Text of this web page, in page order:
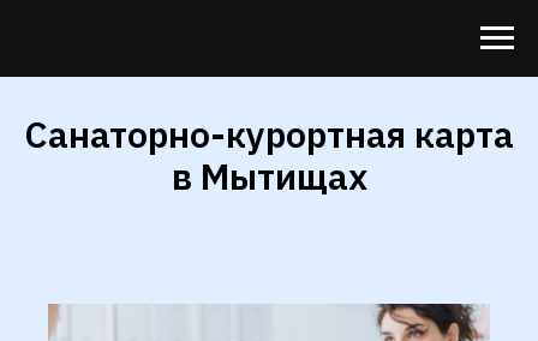
Санаторно-курортная карта
в Мытищах